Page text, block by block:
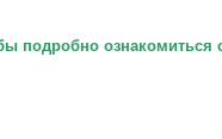
подробно